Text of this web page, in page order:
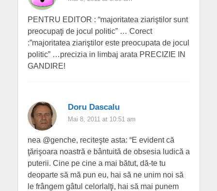
PENTRU EDITOR : “majoritatea ziariştilor sunt
preocupaţi de jocul politic” … Corect
:”majoritatea ziariştilor este preocupata de jocul
politic” …precizia in limbaj arata PRECIZIE IN
GANDIRE!
Doru Dascalu
Mai 8, 2011 at 10:51 am
nea @genche, reciteşte asta: “E evident că
ţărişoara noastră e bântuită de obsesia ludică a
puterii. Cine pe cine a mai bătut, dă-te tu
deoparte să mă pun eu, hai să ne unim noi să
le frângem gâtul celorlalţi, hai să mai punem